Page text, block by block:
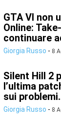
GTA VI non
Online:
continuare
Giorgia Russo - 8
Silent Hill 2
l’ultima
sui
Giorgia Russo - 8